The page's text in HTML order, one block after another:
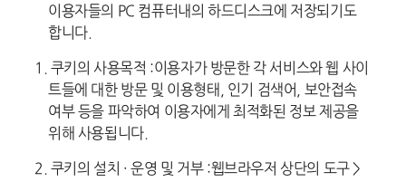
이용자들의 PC 컴퓨터내의 하드디스크에 저장되기도
합니다.
1. 쿠키의 사용목적 :이용자가 방문한 각 서비스와 웹 사이
트들에 대한 방문 및 이용형태, 인기 검색어, 보안접속
여부 등을 파악하여 이용자에게 최적화된 정보 제공을
위해 사용됩니다.
2. 쿠키의 설치 · 운영 및 거부 :웹브라우저 상단의 도구 >